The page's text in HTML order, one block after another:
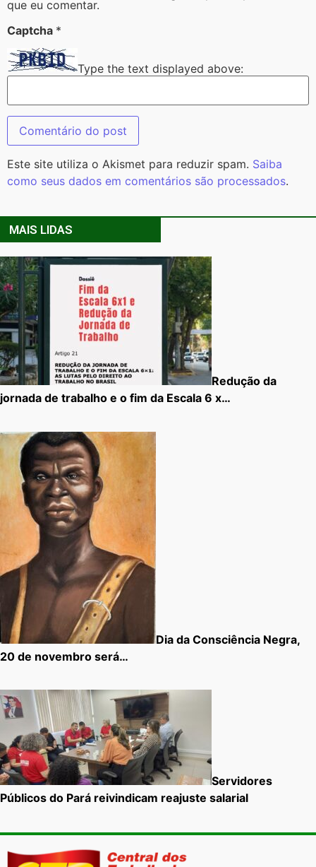
que eu comentar.
Captcha *
Type the text displayed above:
Este site utiliza o Akismet para reduzir spam. Saiba
como seus dados em comentários são processados.
MAIS LIDAS
Redução da
jornada de trabalho e o fim da Escala 6 x…
Dia da Consciência Negra,
20 de novembro será…
Servidores
Públicos do Pará reivindicam reajuste salarial